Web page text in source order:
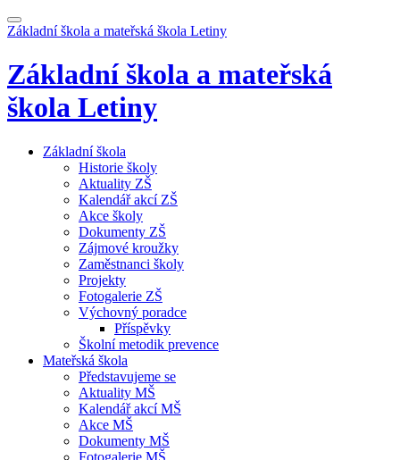
Základní škola a mateřská škola Letiny
Základní škola a mateřská
škola Letiny
Základní škola
Historie školy
Aktuality ZŠ
Kalendář akcí ZŠ
Akce školy
Dokumenty ZŠ
Zájmové kroužky
Zaměstnanci školy
Projekty
Fotogalerie ZŠ
Výchovný poradce
Příspěvky
Školní metodik prevence
Mateřská škola
Představujeme se
Aktuality MŠ
Kalendář akcí MŠ
Akce MŠ
Dokumenty MŠ
Fotogalerie MŠ